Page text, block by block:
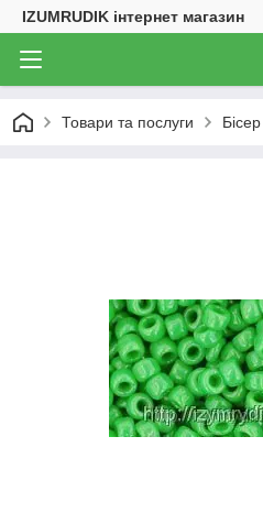
IZUMRUDIK інтернет магазин
Товари та послуги